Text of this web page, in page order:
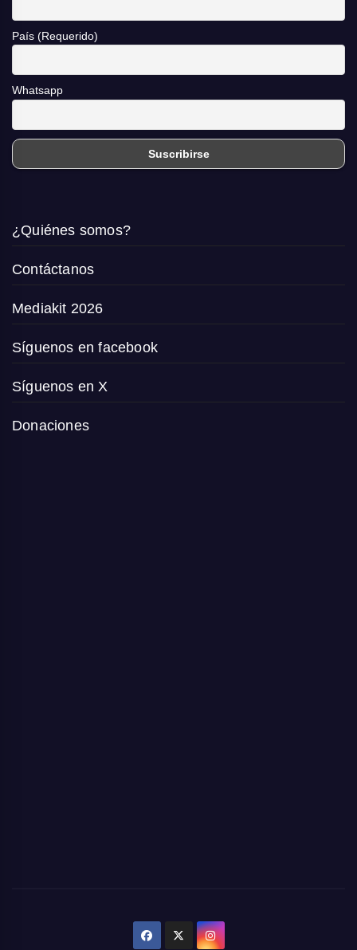
País (Requerido)
Whatsapp
¿Quiénes somos?
Contáctanos
Mediakit 2026
Síguenos en facebook
Síguenos en X
Donaciones